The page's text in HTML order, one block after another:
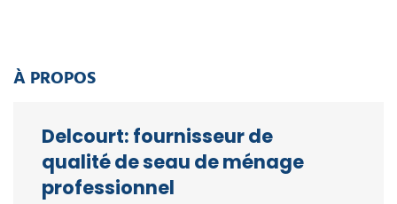
À PROPOS
Delcourt: fournisseur de
qualité de seau de ménage
professionnel